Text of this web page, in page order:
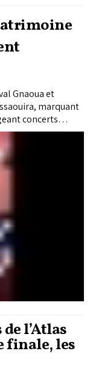
Gnaoua et
marquant
concerts
l’Atlas
finale, les